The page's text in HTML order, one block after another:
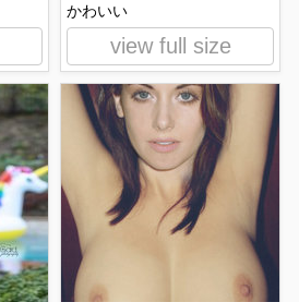
かわいい
view full size